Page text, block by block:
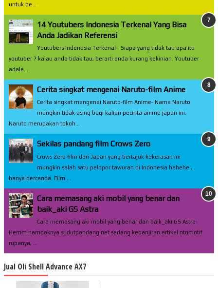
untuk be...
14 Youtubers Indonesia Terkenal Yang Bisa
Anda Jadikan Referensi
Youtubers Indonesia Terkenal - Siapa yang tidak tau apa itu
youtuber ? kalau anda tidak tau, berarti anda kurang kekinian. Youtuber
adala...
Cerita singkat mengenai Naruto-film Anime
Cerita singkat mengenai Naruto-film Anime- Nama Naruto
mungkin tidak asing bagi kalian pecinta anime japan ini.
Naruto merupakan tokoh...
Sekilas pandang film Crows Zero
Crows Zero film dari Japan yang bertajuk kekerasan ini
mungkin salah satu pelopor tawuran di Indonesia hehehe ,
hanya bercanda. Film ...
Cara memasang aki mobil yang benar dan
baik_aki GS Astra
Cara memasang aki mobil yang benar dan baik_aki GS Astra-
Hemm nampaknya sudutpandang.net sedang kebanjiran artikel otomotif
rupanya, ...
Jual Oli Shell Advance AX7